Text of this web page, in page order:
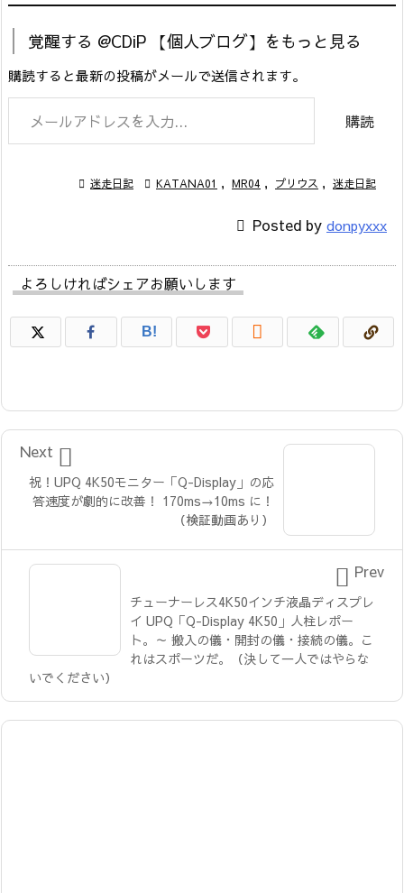
覚醒する @CDiP 【個人ブログ】をもっと見る
購読すると最新の投稿がメールで送信されます。
メールアドレスを入力...
購読
 迷走日記  KATANA01 , MR04 , プリウス , 迷走日記
 Posted by donpyxxx
よろしければシェアお願いします
B! 
祝！UPQ 4K50モニター「Q-Display」の応
答速度が劇的に改善！ 170ms→10ms に！
（検証動画あり）

Next
チューナーレス4K50インチ液晶ディスプレ
イ UPQ「Q-Display 4K50」人柱レポー
ト。～ 搬入の儀・開封の儀・接続の儀。こ
れはスポーツだ。（決して一人ではやらな
いでください）
 Prev